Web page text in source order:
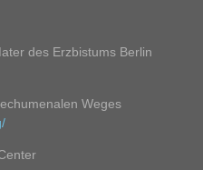
des Erzbistums Berlin
Weges